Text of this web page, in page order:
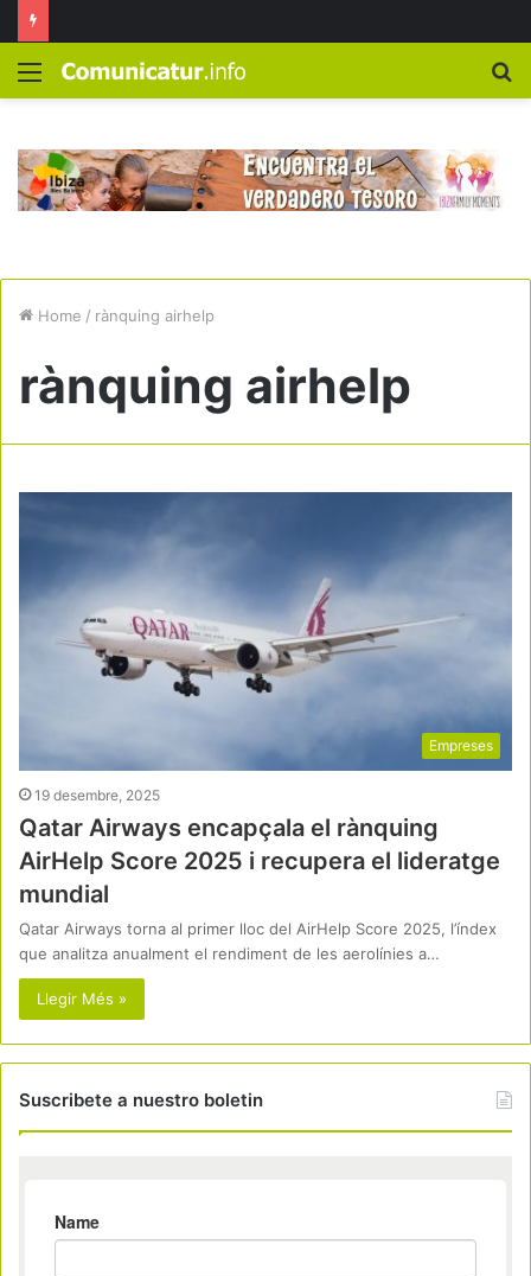
Menú
Home / rànquing airhelp
rànquing airhelp
Empreses
19 desembre, 2025
Qatar Airways encapçala el rànquing
AirHelp Score 2025 i recupera el lideratge
mundial
Qatar Airways torna al primer lloc del AirHelp Score 2025, l’índex
que analitza anualment el rendiment de les aerolínies a…
Llegir Més »
Suscribete a nuestro boletin